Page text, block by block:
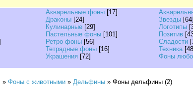
Акварельные фоны [17]
Драконы [24] Звезды [64]
Кулинарные [29] Логотипы
Пастельные фоны [101] Позитив
Ретро фоны [56] Сладости
Тетрадные фоны [16] Техника
Украшения [72] Фоны
» Фоны с животными » Дельфины » Фоны дельфины (2)